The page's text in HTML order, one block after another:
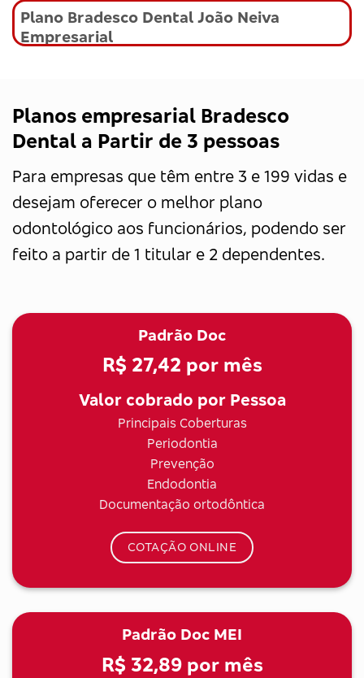
Plano Bradesco Dental João Neiva
Empresarial
Planos empresarial Bradesco
Dental a Partir de 3 pessoas
Para empresas que têm entre 3 e 199 vidas e
desejam oferecer o melhor plano
odontológico aos funcionários, podendo ser
feito a partir de 1 titular e 2 dependentes.
Padrão Doc
R$ 27,42 por mês
Valor cobrado por Pessoa
Principais Coberturas
Periodontia
Prevenção
Endodontia
Documentação ortodôntica
COTAÇÃO ONLINE
Padrão Doc MEI
R$ 32,89por mês